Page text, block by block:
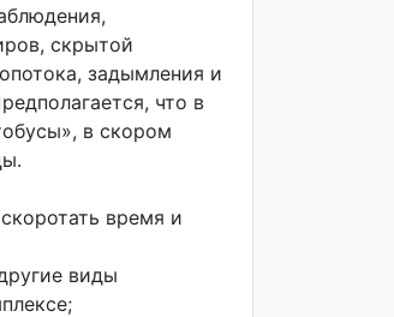
скрытой
задымления и
что в
в скором
время и
виды